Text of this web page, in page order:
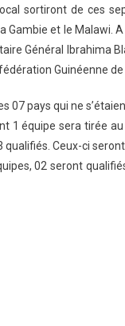
sortiront de ces
Gambie et le Malawi.
Général Ibrahima
Guinéenne
07 pays qui ne
1 équipe sera tirée
Ceux-ci
02 seront